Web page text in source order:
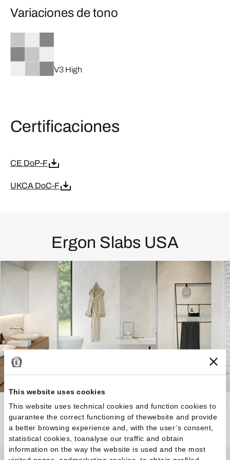
This website uses cookies
This website uses technical cookies and function cookies to
guarantee the correct functioning of thewebsite and provide
a better browsing experience and, with the user’s consent,
statistical cookies, toanalyse our traffic and obtain
information on the way the website is used and the most
Variaciones de tono
V3 High
Certificaciones
CE DoP-F
UKCA DoC-F
Ergon Slabs USA
Descubra la colección